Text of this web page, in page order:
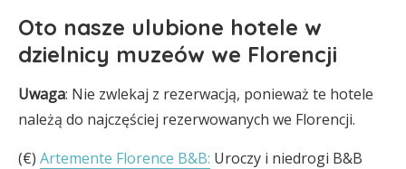
Oto nasze ulubione hotele w
dzielnicy muzeów we Florencji
Uwaga: Nie zwlekaj z rezerwacją, ponieważ te hotele
należą do najczęściej rezerwowanych we Florencji.
(€) Artemente Florence B&B: Uroczy i niedrogi B&B